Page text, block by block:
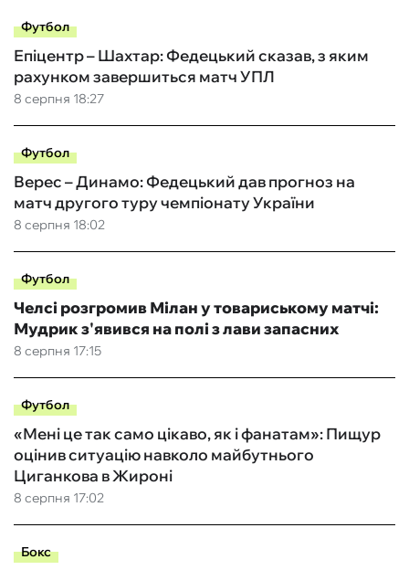
Футбол
8 серпня 18:27
Епіцентр – Шахтар: Федецький сказав, з яким
рахунком завершиться матч УПЛ
Футбол
8 серпня 18:02
Верес – Динамо: Федецький дав прогноз на
матч другого туру чемпіонату України
Футбол
8 серпня 17:15
Челсі розгромив Мілан у товариському матчі:
Мудрик з'явився на полі з лави запасних
Футбол
8 серпня 17:02
«Мені це так само цікаво, як і фанатам»: Пищур
оцінив ситуацію навколо майбутнього
Циганкова в Жироні
Бокс